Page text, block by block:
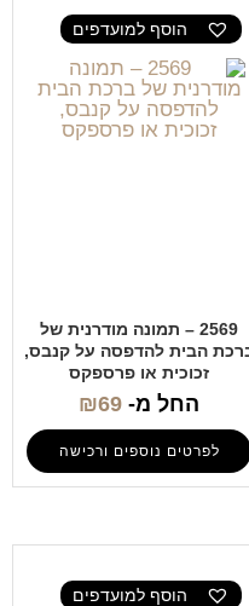
הוסף למועדפים
2569 – תמונה מודרנית של
הבית להדפסה על קנבס,
זכוכית או פרספקס
החל מ- ₪69
לפרטים נוספים ורכישה
הוסף למועדפים